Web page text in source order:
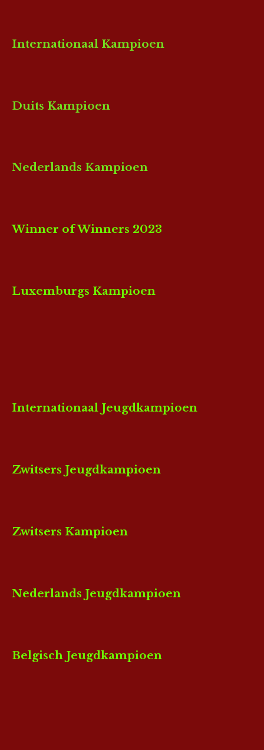
Internationaal Kampioen
Duits Kampioen
Nederlands Kampioen
Winner of Winners 2023
Luxemburgs Kampioen
Internationaal Jeugdkampioen
Zwitsers Jeugdkampioen
Zwitsers Kampioen
Nederlands Jeugdkampioen
Belgisch Jeugdkampioen